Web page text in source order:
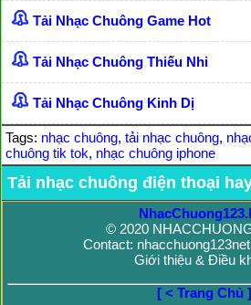
Tải Nhạc Chuông Game Hot
Tải Nhạc Chuông Thiếu Nhi
Tải Nhạc Chuông Kinh Dị
Tags: nhạc chuông, tải nhạc chuông,
chuông tik tok, nhạc chuông iphone
Tải nhạc chuông điện thoại
© 2020
Contact:
Giới thiệu & Điều
[ < Trang Chủ ]